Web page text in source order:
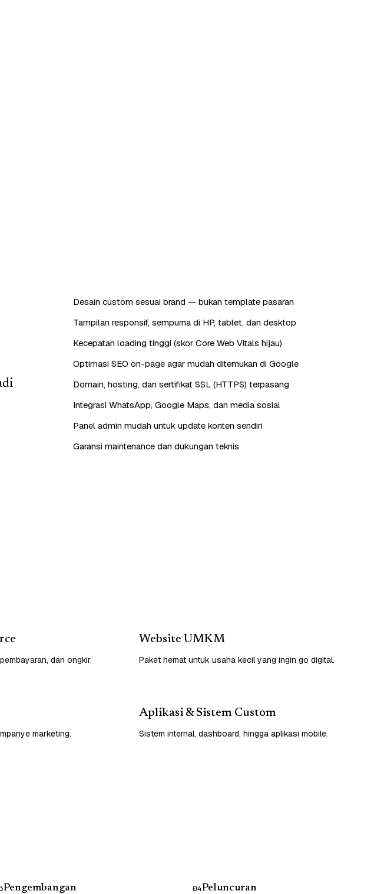
Desain custom sesuai brand — bukan template pasaran
Tampilan responsif, sempurna di HP, tablet, dan desktop
Kecepatan loading tinggi (skor Core Web Vitals hijau)
Optimasi SEO on-page agar mudah ditemukan di Google
Domain, hosting, dan sertifikat SSL (HTTPS) terpasang
Integrasi WhatsApp, Google Maps, dan media sosial
Panel admin mudah untuk update konten sendiri
Garansi maintenance dan dukungan teknis
dan ongkir.
Website UMKM
Paket hemat untuk usaha kecil yang ingin go digital.
marketing.
Aplikasi & Sistem Custom
Sistem internal, dashboard, hingga aplikasi mobile.
Pengembangan
04Peluncuran